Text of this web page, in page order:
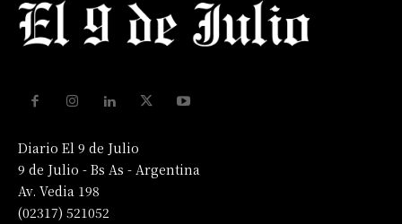
Diario El 9 de Julio
9 de Julio - Bs As - Argentina
Av. Vedia 198
(02317) 521052